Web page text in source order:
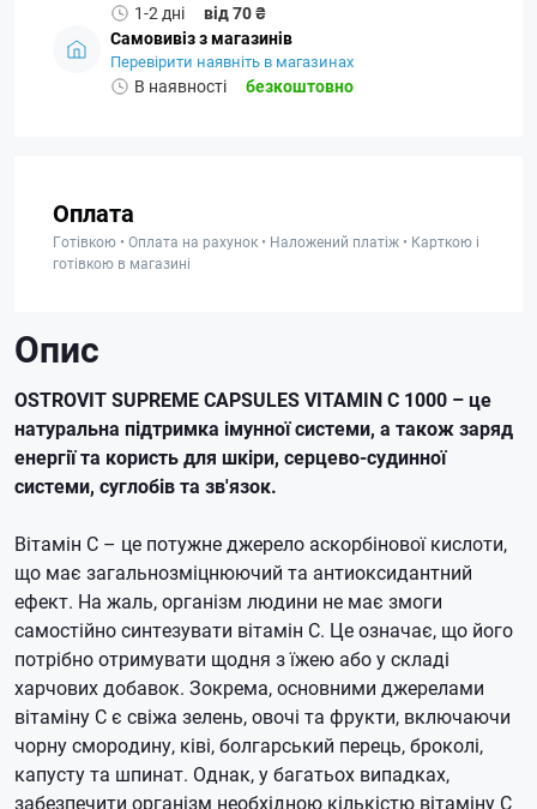
1-2 дні
від 70 ₴
Самовивіз з магазинів
Перевірити наявніть в магазинах
В наявності безкоштовно
Оплата
Готівкою • Оплата на рахунок • Наложений платіж • Карткою і
готівкою в магазині
Опис
OSTROVIT SUPREME CAPSULES VITAMIN C 1000 – це
натуральна підтримка імунної системи, а також заряд
енергії та користь для шкіри, серцево-судинної
системи, суглобів та зв'язок.
Вітамін C – це потужне джерело аскорбінової кислоти,
що має загальнозміцнюючий та антиоксидантний
ефект. На жаль, організм людини не має змоги
самостійно синтезувати вітамін С. Це означає, що його
потрібно отримувати щодня з їжею або у складі
харчових добавок. Зокрема, основними джерелами
вітаміну С є свіжа зелень, овочі та фрукти, включаючи
чорну смородину, ківі, болгарський перець, броколі,
капусту та шпинат. Однак, у багатьох випадках,
забезпечити організм необхідною кількістю вітаміну С